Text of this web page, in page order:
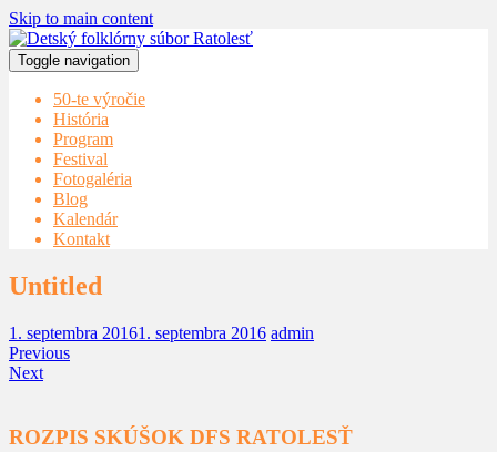
Skip to main content
Toggle navigation
50-te výročie
História
Program
Festival
Fotogaléria
Blog
Kalendár
Kontakt
Untitled
1. septembra 20161. septembra 2016 admin
Previous
Next
ROZPIS SKÚŠOK DFS RATOLESŤ